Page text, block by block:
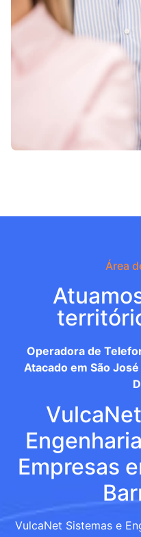
Área
Operadora de
Atacado em São
Empresas
VulcaNet Sistemas e